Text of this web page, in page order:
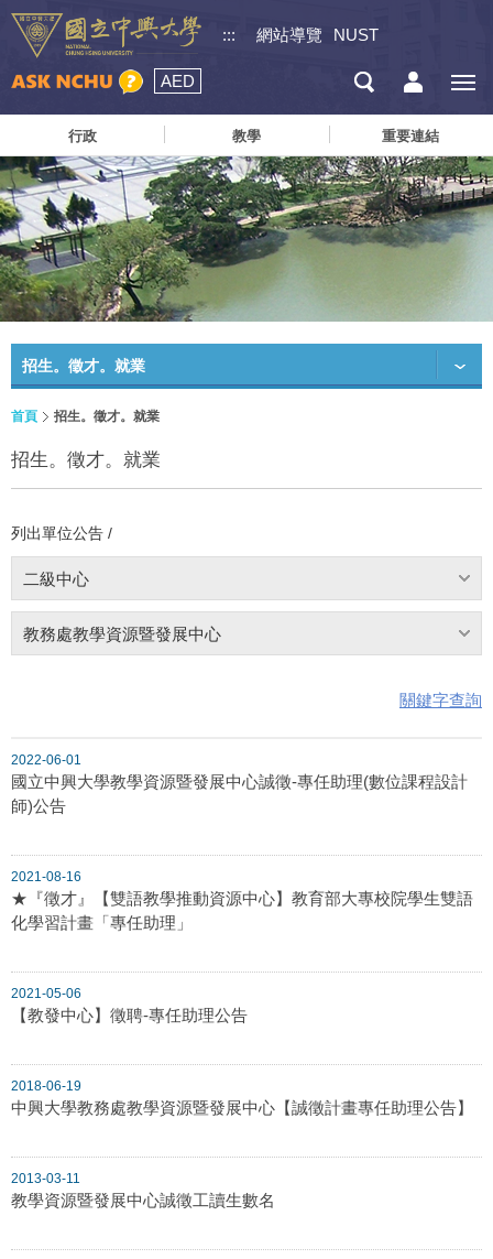
::: 網站導覽 NUST
AED
行政 教學 重要連結
招生。徵才。就業
首頁 招生。徵才。就業
招生。徵才。就業
列出單位公告 /
二級中心
教務處教學資源暨發展中心
關鍵字查詢
2022-06-01
國立中興大學教學資源暨發展中心誠徵-專任助理(數位課程設計
師)公告
2021-08-16
★『徵才』【雙語教學推動資源中心】教育部大專校院學生雙語
化學習計畫「專任助理」
2021-05-06
【教發中心】徵聘-專任助理公告
2018-06-19
中興大學教務處教學資源暨發展中心【誠徵計畫專任助理公告】
2013-03-11
教學資源暨發展中心誠徵工讀生數名